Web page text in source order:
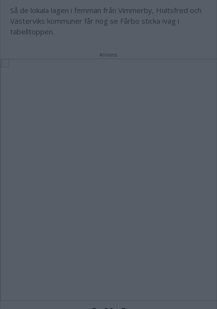
Så de lokala lagen i femman från Vimmerby, Hultsfred och
Västerviks kommuner får nog se Fårbo sticka iväg i
tabelltoppen.
Annons: